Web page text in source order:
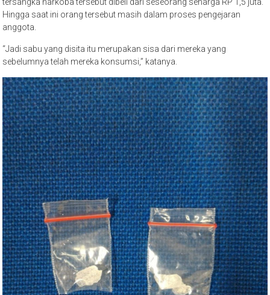
tersangka narkoba tersebut dibeli dari seseorang seharga RP 1,5 juta.
Hingga saat ini orang tersebut masih dalam proses pengejaran
anggota.
“Jadi sabu yang disita itu merupakan sisa dari mereka yang
sebelumnya telah mereka konsumsi,” katanya.